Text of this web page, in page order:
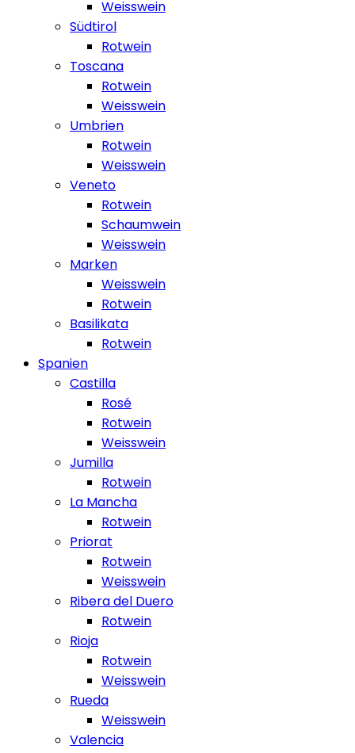
Weisswein
Südtirol
Rotwein
Toscana
Rotwein
Weisswein
Umbrien
Rotwein
Weisswein
Veneto
Rotwein
Schaumwein
Weisswein
Marken
Weisswein
Rotwein
Basilikata
Rotwein
Spanien
Castilla
Rosé
Rotwein
Weisswein
Jumilla
Rotwein
La Mancha
Rotwein
Priorat
Rotwein
Weisswein
Ribera del Duero
Rotwein
Rioja
Rotwein
Weisswein
Rueda
Weisswein
Valencia